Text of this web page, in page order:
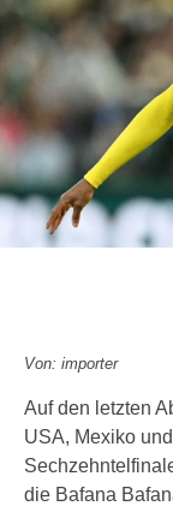
Von: importer
Auf den letzten
USA, Mexiko
die Bafana